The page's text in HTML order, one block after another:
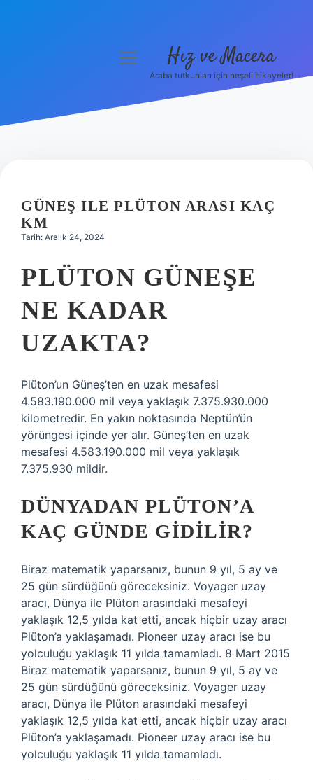
Hakkımızda
menüyü
Hız ve Macera
Araba tutkunları için neşeli hikayeler!
GÜNEŞ ILE PLÜTON ARASI KAÇ
KM
Tarih: Aralık 24, 2024
PLÜTON GÜNEŞE
NE KADAR
UZAKTA?
Plüton’un Güneş’ten en uzak mesafesi
4.583.190.000 mil veya yaklaşık 7.375.930.000
kilometredir. En yakın noktasında Neptün’ün
yörüngesi içinde yer alır. Güneş’ten en uzak
mesafesi 4.583.190.000 mil veya yaklaşık
7.375.930 mildir.
DÜNYADAN PLÜTON’A
KAÇ GÜNDE GIDILIR?
Biraz matematik yaparsanız, bunun 9 yıl, 5 ay ve
25 gün sürdüğünü göreceksiniz. Voyager uzay
aracı, Dünya ile Plüton arasındaki mesafeyi
yaklaşık 12,5 yılda kat etti, ancak hiçbir uzay aracı
Plüton’a yaklaşamadı. Pioneer uzay aracı ise bu
yolculuğu yaklaşık 11 yılda tamamladı. 8 Mart 2015
Biraz matematik yaparsanız, bunun 9 yıl, 5 ay ve
25 gün sürdüğünü göreceksiniz. Voyager uzay
aracı, Dünya ile Plüton arasındaki mesafeyi
yaklaşık 12,5 yılda kat etti, ancak hiçbir uzay aracı
Plüton’a yaklaşamadı. Pioneer uzay aracı ise bu
yolculuğu yaklaşık 11 yılda tamamladı.